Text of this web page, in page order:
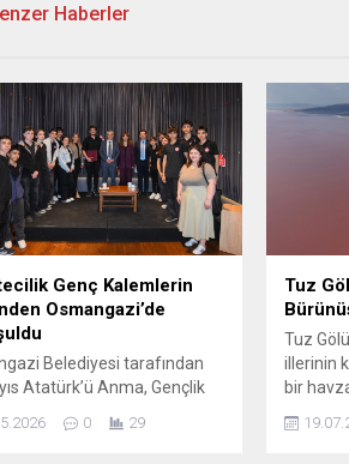
Haberler
Genç Kalemlerin
Osmangazi’de
Belediyesi tarafından
Atatürk’ü Anma, Gençlik
“Medya Buluşmaları”
0 29
Tuz
Tuz
illerinin
bir